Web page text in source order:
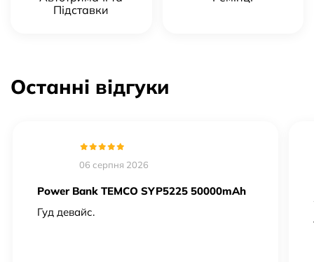
Підставки
Останні відгуки
06 серпня 2026
Power Bank TEMCO SYP5225 50000mAh
Гуд девайс.